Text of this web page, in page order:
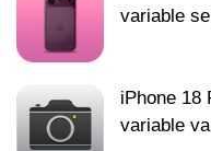
variable
iPhone 18
variable